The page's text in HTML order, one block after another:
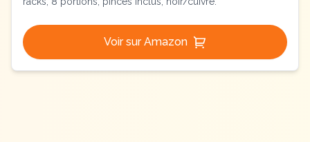
Voir sur Amazon